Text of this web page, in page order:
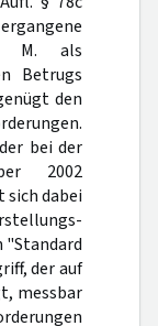
M. als
Betrugs
den
bei der
2002
dabei
"Standard
der auf
messbar